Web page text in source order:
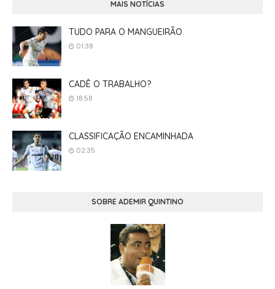
MAIS NOTÍCIAS
TUDO PARA O MANGUEIRÃO
01:38
CADÊ O TRABALHO?
18:58
CLASSIFICAÇÃO ENCAMINHADA
02:35
SOBRE ADEMIR QUINTINO